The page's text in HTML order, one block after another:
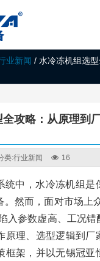
业新闻 /水冷冻机组选
攻略：从原理到
类:行业新闻 16
统中，水冷冻机组是
。然而，面对市场上
入参数虚高、工况错
原理、选型逻辑到厂
框架，并以无锡冠亚